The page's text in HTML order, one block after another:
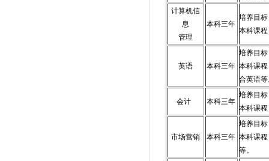
计算机信
息
管理
本科三年
培养目
本科课
英语 本科三年
培养目
本科课
合英语
会计 本科三年
培养目
本科课
市场营销 本科三年
培养目
本科课
等。